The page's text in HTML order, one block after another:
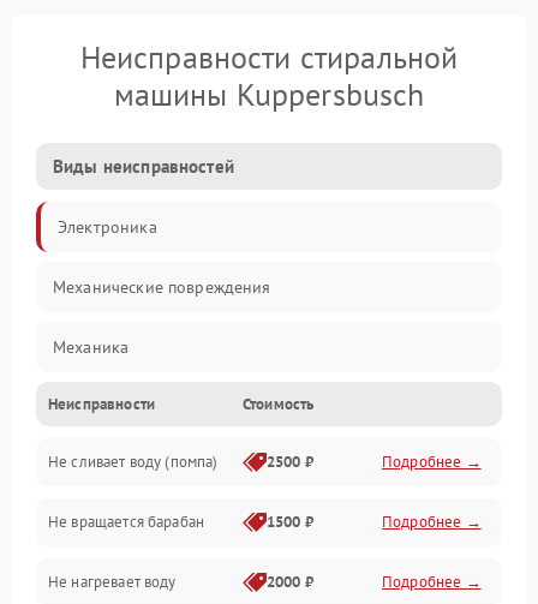
Неисправности стиральной
машины Kuppersbusch
Виды неисправностей
Электроника
Механические повреждения
Механика
Электропитание
Водоснабжение
Слив
Программное обеспечение
Неисправности Стоимость
Не сливает воду (помпа) 2500 ₽ Подробнее →
Не вращается барабан 1500 ₽ Подробнее →
Не нагревает воду 2000 ₽ Подробнее →